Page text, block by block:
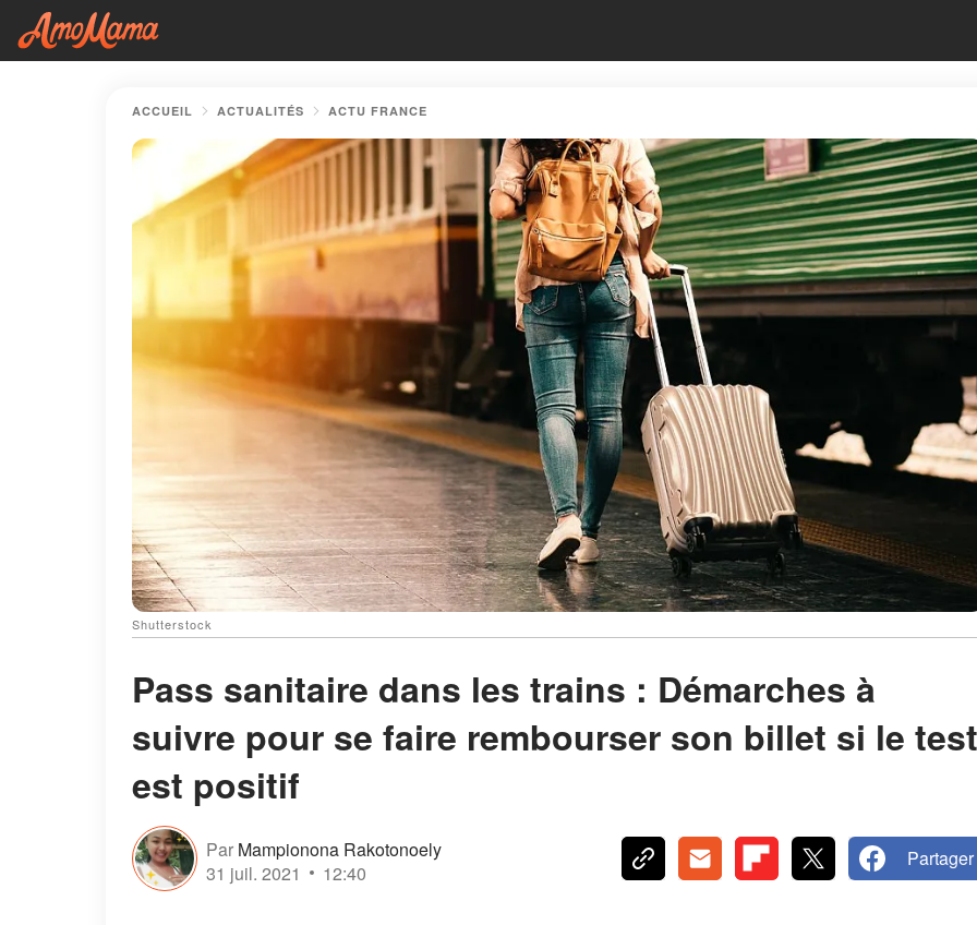
ACCUEIL ACTUALITÉS ACTU FRANCE
Shutterstock
Pass sanitaire dans les trains : Démarches à
suivre pour se faire rembourser son billet si le test
est positif
Par Mampionona Rakotonoely
31 juil. 2021
12:40
Partager